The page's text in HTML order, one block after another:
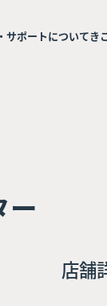
サポートについてき
ー
店舗